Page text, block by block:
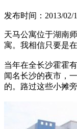
发布时间：2013/02/
天马公寓位于湖南
寓。我相信只要是在
当年在全长沙霍霍
闻名长沙的夜市，
的。路过这些小摊